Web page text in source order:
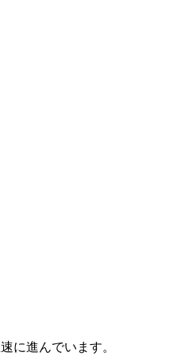
に進んでいます。